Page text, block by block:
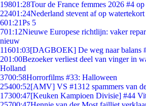
19801:28Tour de France femmes 2026 #4
22401:24Nederland stevent af op watertekort
601:21Ps 5
701:12Nieuwe Europese richtlijn: vaker
nieuw
11601:03[DAGBOEK] De weg naar balans
201:00Bezoeker verliest deel van vinger in
Holland
3700:58Horrorfilms #33: Halloween
25400:52[AMV] VS #1312 spammers van
17300:47[Keuken Kampioen Divisie] #44